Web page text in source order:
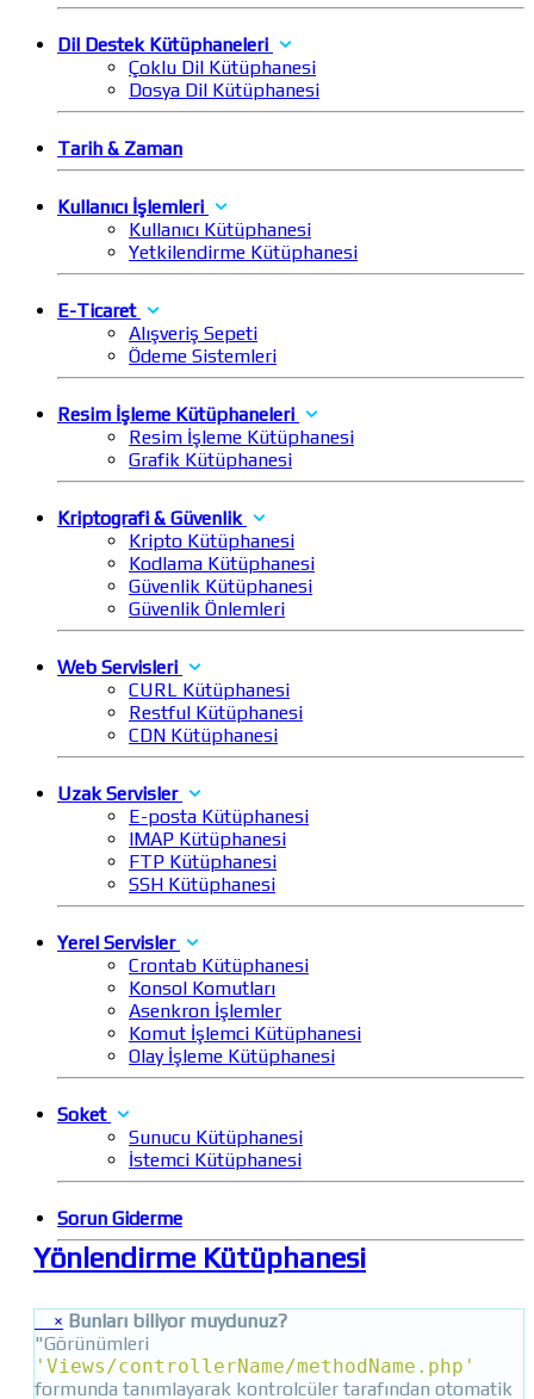
Dil Destek Kütüphaneleri
Çoklu Dil Kütüphanesi
Dosya Dil Kütüphanesi
Tarih & Zaman
Kullanıcı İşlemleri
Kullanıcı Kütüphanesi
Yetkilendirme Kütüphanesi
E-Ticaret
Alışveriş Sepeti
Ödeme Sistemleri
Resim İşleme Kütüphaneleri
Resim İşleme Kütüphanesi
Grafik Kütüphanesi
Kriptografi & Güvenlik
Kripto Kütüphanesi
Kodlama Kütüphanesi
Güvenlik Kütüphanesi
Güvenlik Önlemleri
Web Servisleri
CURL Kütüphanesi
Restful Kütüphanesi
CDN Kütüphanesi
Uzak Servisler
E-posta Kütüphanesi
IMAP Kütüphanesi
FTP Kütüphanesi
SSH Kütüphanesi
Yerel Servisler
Crontab Kütüphanesi
Konsol Komutları
Asenkron İşlemler
Komut İşlemci Kütüphanesi
Olay İşleme Kütüphanesi
Soket
Sunucu Kütüphanesi
İstemci Kütüphanesi
Sorun Giderme
Yönlendirme Kütüphanesi
× Bunları biliyor muydunuz?
"Görünümleri
'Views/controllerName/methodName.php'
formunda tanımlayarak kontrolcüler tarafından otomatik